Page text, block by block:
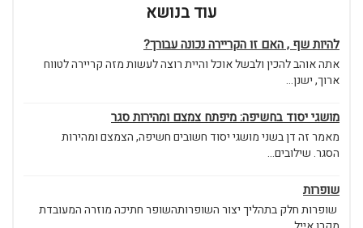
עוד בנושא
להיות שף , האם זו הקריירה נכונה עבורך?
אתה אוהב להכין ולבשל אוכל והיית רוצה לעשות מזה קריירה לטווח
ארוך, ישנן...
מושגי יסוד בחשיפה: מיפתח צמצם ומהירות סגר
מאמר זה דן בשני מושגי יסוד חשובים חשיפה, הצמצם ומהירות
הסגר. שילובים...
שופרות
שופרות חלק בתהליך יצור השופרותהשופר חתיכה מוזרה המעובדת